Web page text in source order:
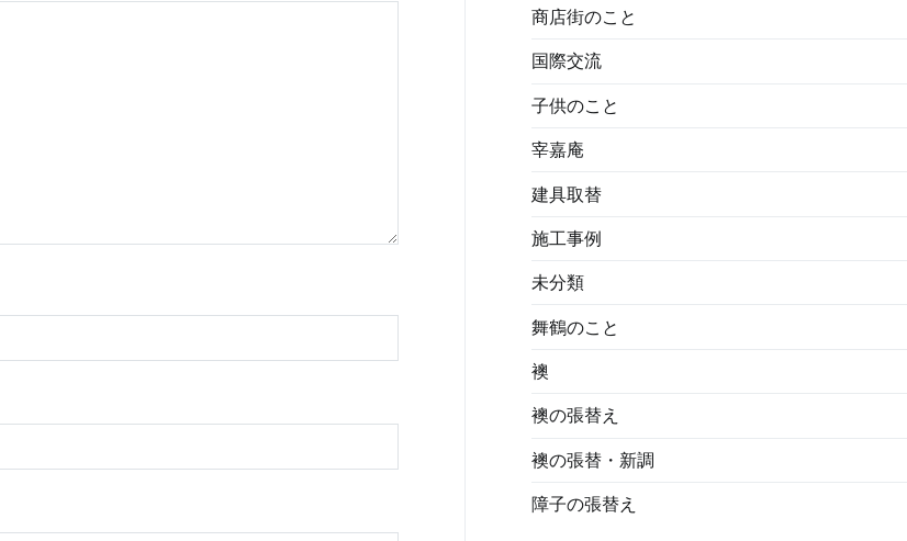
商店街のこと
国際交流
子供のこと
宰嘉庵
建具取替
施工事例
未分類
舞鶴のこと
襖
襖の張替え
襖の張替・新調
障子の張替え